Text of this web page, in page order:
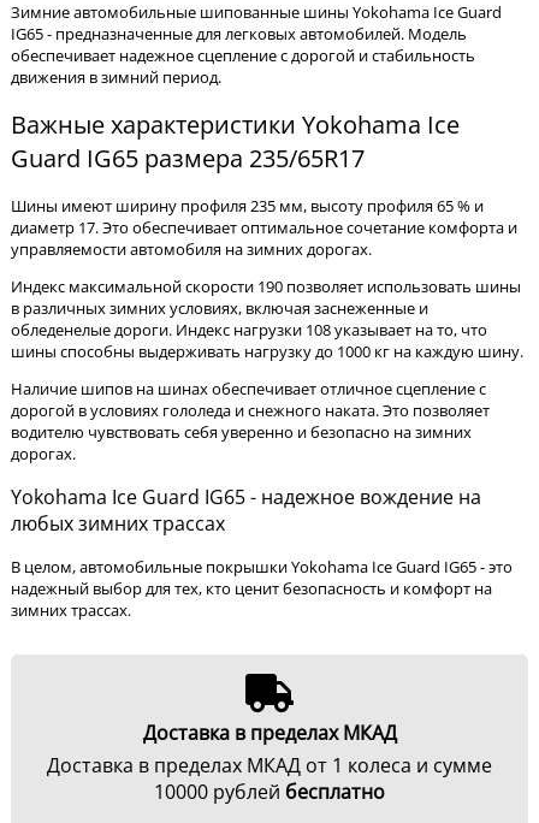
Зимние автомобильные шипованные шины Yokohama Ice Guard
IG65 - предназначенные для легковых автомобилей. Модель
обеспечивает надежное сцепление с дорогой и стабильность
движения в зимний период.
Важные характеристики Yokohama Ice
Guard IG65 размера 235/65R17
Шины имеют ширину профиля 235 мм, высоту профиля 65 % и
диаметр 17. Это обеспечивает оптимальное сочетание комфорта и
управляемости автомобиля на зимних дорогах.
Индекс максимальной скорости 190 позволяет использовать шины
в различных зимних условиях, включая заснеженные и
обледенелые дороги. Индекс нагрузки 108 указывает на то, что
шины способны выдерживать нагрузку до 1000 кг на каждую шину.
Наличие шипов на шинах обеспечивает отличное сцепление с
дорогой в условиях гололеда и снежного наката. Это позволяет
водителю чувствовать себя уверенно и безопасно на зимних
дорогах.
Yokohama Ice Guard IG65 - надежное вождение на
любых зимних трассах
В целом, автомобильные покрышки Yokohama Ice Guard IG65 - это
надежный выбор для тех, кто ценит безопасность и комфорт на
зимних трассах.
Доставка в пределах МКАД
Доставка в пределах МКАД от 1 колеса и сумме
10000 рублей бесплатно